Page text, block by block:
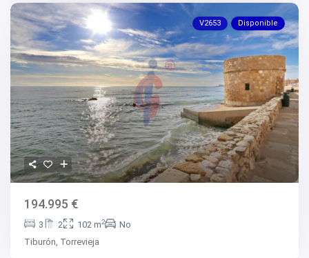
V2653 Disponible
194.995 €
3 2 102 m2
No
Tiburón, Torrevieja